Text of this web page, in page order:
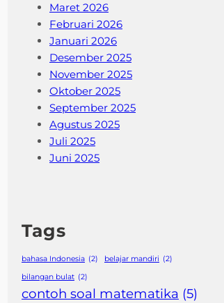
Maret 2026
Februari 2026
Januari 2026
Desember 2025
November 2025
Oktober 2025
September 2025
Agustus 2025
Juli 2025
Juni 2025
Tags
bahasa Indonesia (2) belajar mandiri (2)
bilangan bulat (2)
contoh soal matematika (5)